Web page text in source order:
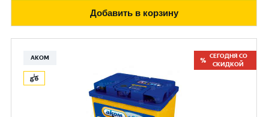
Добавить в корзину
АКОМ
СЕГОДНЯ СО
СКИДКОЙ